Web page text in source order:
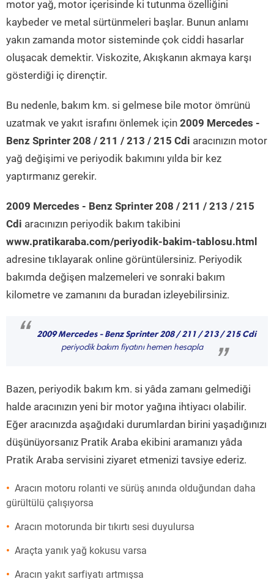
motor yağ, motor içerisinde ki tutunma özelliğini
kaybeder ve metal sürtünmeleri başlar. Bunun anlamı
yakın zamanda motor sisteminde çok ciddi hasarlar
oluşacak demektir. Viskozite, Akışkanın akmaya karşı
gösterdiği iç dirençtir.
Bu nedenle, bakım km. si gelmese bile motor ömrünü
uzatmak ve yakıt israfını önlemek için 2009 Mercedes -
Benz Sprinter 208 / 211 / 213 / 215 Cdi aracınızın motor
yağ değişimi ve periyodik bakımını yılda bir kez
yaptırmanız gerekir.
2009 Mercedes - Benz Sprinter 208 / 211 / 213 / 215
Cdi aracınızın periyodik bakım takibini
www.pratikaraba.com/periyodik-bakim-tablosu.html
adresine tıklayarak online görüntülersiniz. Periyodik
bakımda değişen malzemeleri ve sonraki bakım
kilometre ve zamanını da buradan izleyebilirsiniz.
“ 2009 Mercedes - Benz Sprinter 208 / 211 / 213 / 215 Cdi
periyodik bakım fiyatını hemen hesapla ”
Bazen, periyodik bakım km. si yâda zamanı gelmediği
halde aracınızın yeni bir motor yağına ihtiyacı olabilir.
Eğer aracınızda aşağıdaki durumlardan birini yaşadığınızı
düşünüyorsanız Pratik Araba ekibini aramanızı yâda
Pratik Araba servisini ziyaret etmenizi tavsiye ederiz.
Aracın motoru rolanti ve sürüş anında olduğundan daha
gürültülü çalışıyorsa
Aracın motorunda bir tıkırtı sesi duyulursa
Araçta yanık yağ kokusu varsa
Aracın yakıt sarfiyatı artmışsa